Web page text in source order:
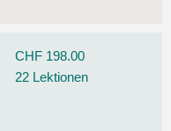
CHF 198.00
22 Lektionen